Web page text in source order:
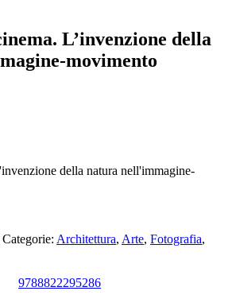
L’invenzione della
movimento
della natura nell'immagine-
Categorie: Architettura, Arte, Fotografia,
9788822295286